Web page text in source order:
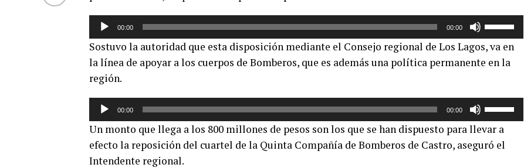
Reproductor
audio
00:00 00:00
teclas
de
para
aumentar
o
disminuir
Sostuvo la autoridad que esta disposición mediante el Consejo regional de Los Lagos, va en
la línea de apoyar a los cuerpos de Bomberos, que es además una política permanente en la
región.
Reproductor
audio
00:00 00:00
teclas
de
Un monto que llega a los 800 millones de pesos son los que se han dispuesto para llevar a
efecto la reposición del cuartel de la Quinta Compañía de Bomberos de Castro, aseguró el
Intendente regional.